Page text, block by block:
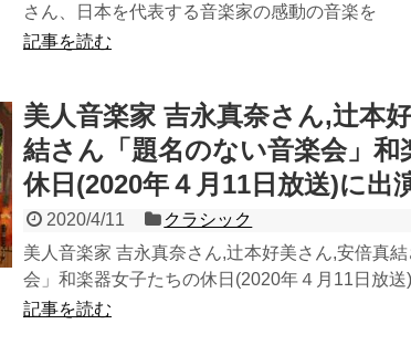
さん、日本を代表する音楽家の感動の音楽を
記事を読む
美人音楽家 吉永真奈さん,辻本
結さん「題名のない音楽会」和
休日(2020年４月11日放送)に出
2020/4/11
クラシック
美人音楽家 吉永真奈さん,辻本好美さん,安倍真
会」和楽器女子たちの休日(2020年４月11日放送
記事を読む